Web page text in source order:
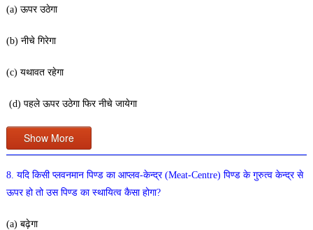
(a) ऊपर उठेगा
(b) नीचे गिरेगा
(c) यथावत रहेगा
(d) पहले ऊपर उठेगा फिर नीचे जायेगा
Show More
8. यदि किसी प्लवनमान पिण्ड का आप्लव-केन्द्र (Meat-Centre) पिण्ड के गुरुत्व केन्द्र से
ऊपर हो तो उस पिण्ड का स्थायित्व कैसा होगा?
(a) बढ़ेगा